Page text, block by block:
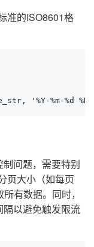
准的ISO8601格
'%Y-%m-%d
问题，需要特别
页大小（如每页
有数据。同时，
以避免触发限流